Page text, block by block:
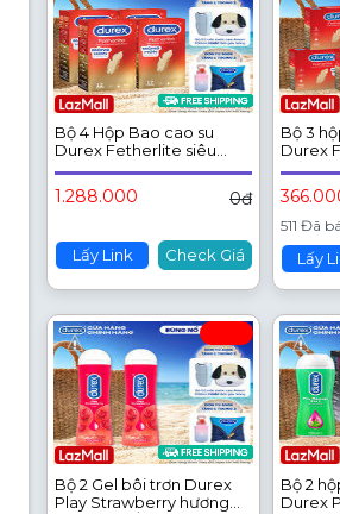
Bộ 4 Hộp Bao cao su
Durex Fetherlite siêu
mỏng, size 52.5mm, 12
bao/hộp
1.288.000 0đ
Lấy Link Check Giá
Bộ 3
Durex
mỏng,
bao/
511 Đã
Lấy
Bộ 2 Gel bôi trơn Durex
Play Strawberry hương
Bộ 2
Durex